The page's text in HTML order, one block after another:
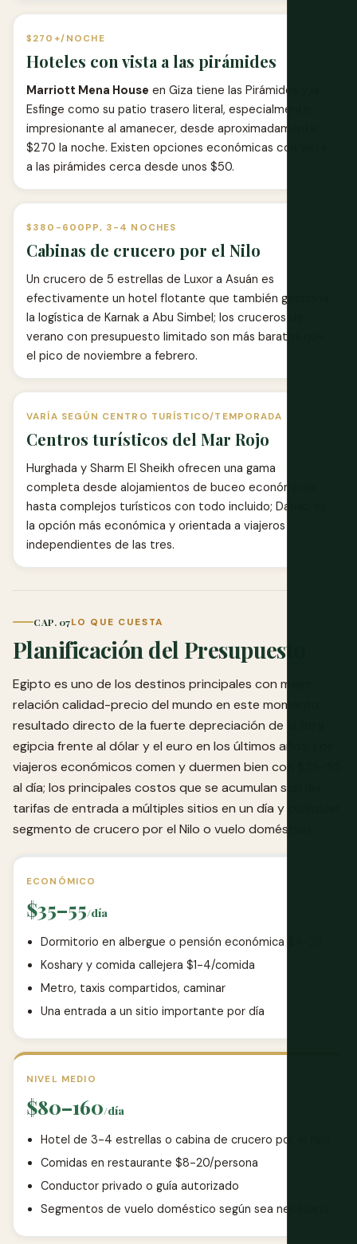
$270+/NOCHE
Hoteles con vista a las pirámides
Marriott Mena House en Giza tiene las Pirámides y la
Esfinge como su patio trasero literal, especialmente
impresionante al amanecer, desde aproximadamente
$270 la noche. Existen opciones económicas con vista
a las pirámides cerca desde unos $50.
$380-600PP, 3-4 NOCHES
Cabinas de crucero por el Nilo
Un crucero de 5 estrellas de Luxor a Asuán es
efectivamente un hotel flotante que también gestiona
la logística de Karnak a Abu Simbel; los cruceros de
verano con presupuesto limitado son más baratos que
el pico de noviembre a febrero.
VARÍA SEGÚN CENTRO TURÍSTICO/TEMPORADA
Centros turísticos del Mar Rojo
Hurghada y Sharm El Sheikh ofrecen una gama
completa desde alojamientos de buceo económicos
hasta complejos turísticos con todo incluido; Dahab es
la opción más económica y orientada a viajeros
independientes de las tres.
CAP. 07LO QUE CUESTA
Planificación del Presupuesto
Egipto es uno de los destinos principales con mejor
relación calidad-precio del mundo en este momento,
resultado directo de la fuerte depreciación de la libra
egipcia frente al dólar y el euro en los últimos años. Los
viajeros económicos comen y duermen bien con $35-55
al día; los principales costos que se acumulan son las
tarifas de entrada a múltiples sitios en un día y cualquier
segmento de crucero por el Nilo o vuelo doméstico.
ECONÓMICO
$35–55/día
Dormitorio en albergue o pensión económica $4-25
Koshary y comida callejera $1-4/comida
Metro, taxis compartidos, caminar
Una entrada a un sitio importante por día
NIVEL MEDIO
$80–160/día
Hotel de 3-4 estrellas o cabina de crucero por el Nilo
Comidas en restaurante $8-20/persona
Conductor privado o guía autorizado
Segmentos de vuelo doméstico según sea necesario